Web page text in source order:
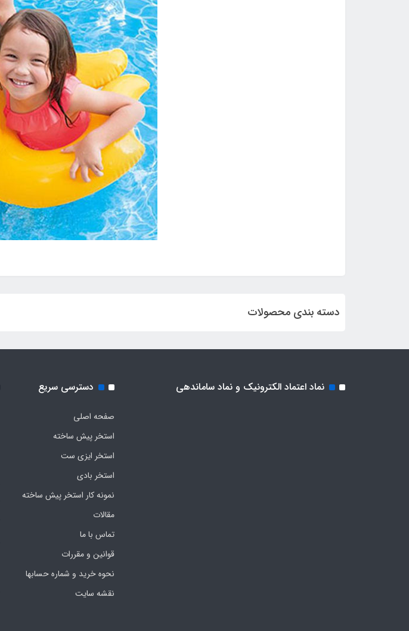
دسته بندی محصولات
نماد اعتماد الکترونیک و نماد ساماندهی دسترسی سریع
صفحه اصلی
استخر پیش ساخته
استخر ایزی ست
استخر بادی
نمونه کار استخر پیش ساخته
مقالات
تماس با ما
قوانین و مقررات
نحوه خرید و شماره حسابها
نقشه سایت